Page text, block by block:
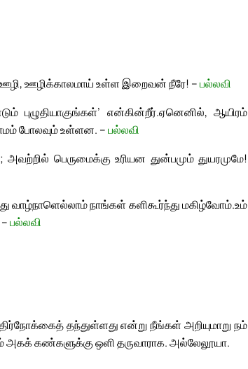
ஊழி, ஊழிக்காலமாய் உள்ள இறைவன் நீரே! –பல்லவி
புழுதியாகுங்கள்’ என்கின்றீர்.ஏனெனில், ஆயிரம்
போலவும் உள்ளன. –பல்லவி
பெருமைக்கு உரியன துன்பமும் துயரமுமே!
வாழ்நாளெல்லாம் நாங்கள் களிகூர்ந்து மகிழ்வோம்.உம்
பல்லவி
தந்துள்ளது என்று நீங்கள் அறியுமாறு நம்
அகக் கண்களுக்கு ஒளி தருவாராக. அல்லேலூயா.